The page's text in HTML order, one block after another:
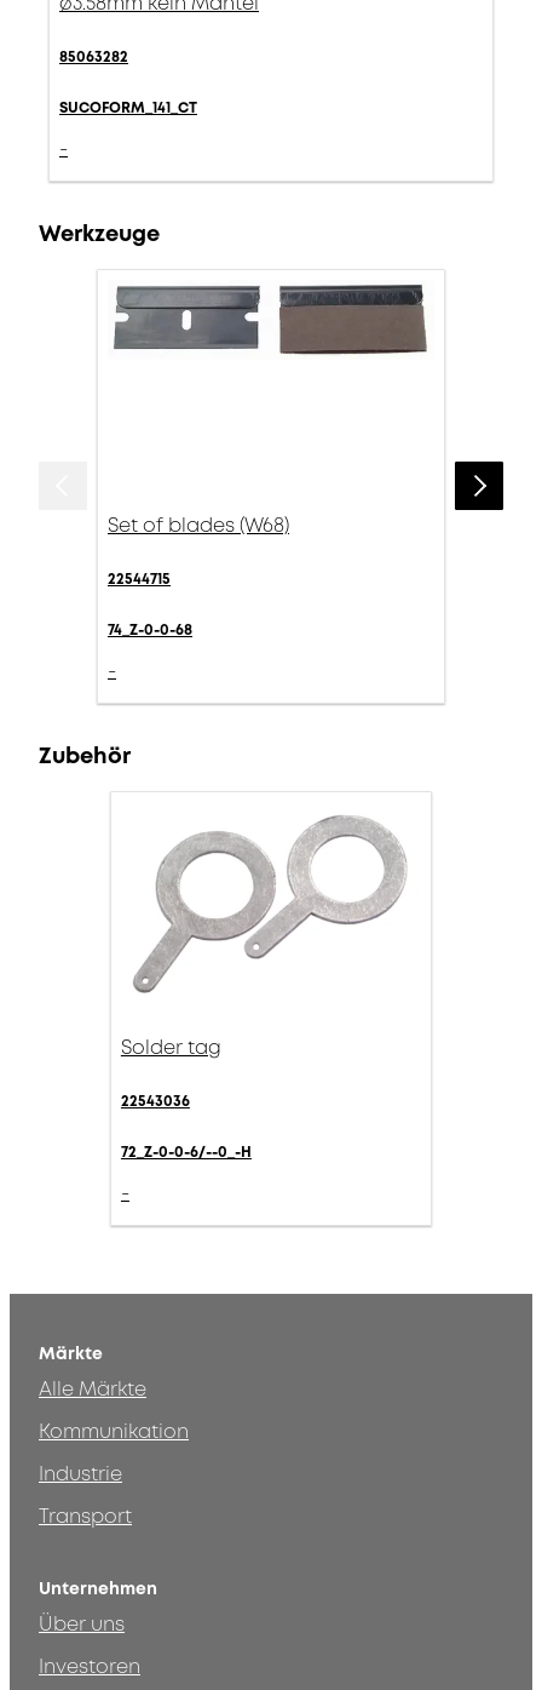
85063282
SUCOFORM_141_CT
-
Werkzeuge
Set of blades (W68)
22544715
74_Z-0-0-68
-
Zubehör
Solder tag
22543036
72_Z-0-0-6/--0_-H
-
Märkte
Alle Märkte
Kommunikation
Industrie
Transport
Unternehmen
Über uns
Investoren